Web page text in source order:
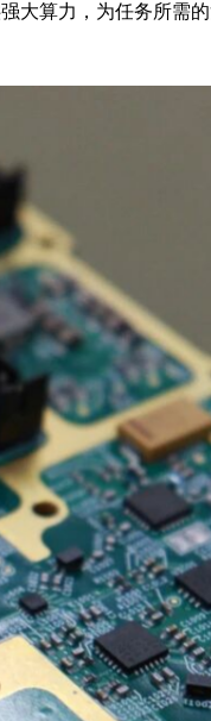
大算力，为任务所需